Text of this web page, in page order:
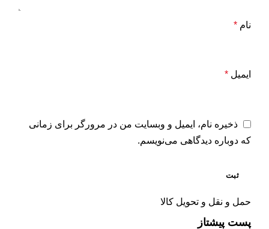
نام *
ایمیل *
ذخیره نام، ایمیل و وبسایت من در مرورگر برای زمانی
که دوباره دیدگاهی می‌نویسم.
حمل و نقل و تحویل کالا
پست پیشتاز